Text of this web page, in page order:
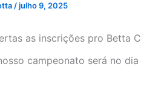
/julho 9, 2025
as inscrições pro Betta
campeonato será no dia